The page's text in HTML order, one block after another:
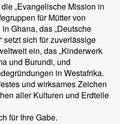
„Evangelische Mission in
für Mütter von
Ghana, das „Deutsche
setzt sich für zuverlässige
ein, das „Kinderwerk
und Burundi, und
in Westafrika.
und wirksames Zeichen
aller Kulturen und Erdteile
für Ihre Gabe.